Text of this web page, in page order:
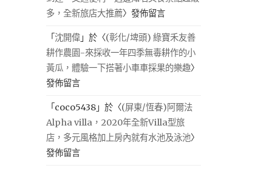
多，全新旅店大推薦〉發佈留言
「沈開偉 」於〈(彰化/埤頭) 綠寶禾友善
耕作農園-來採收一年四季無毒耕作的小
黃瓜，體驗一下搭著小車車採果的樂趣〉
發佈留言
「 coco5438 」於〈(屏東/恆春)阿爾法
Alpha villa，2020年全新Villa型旅
店，多元風格加上房內就有水池及泳池〉
發佈留言